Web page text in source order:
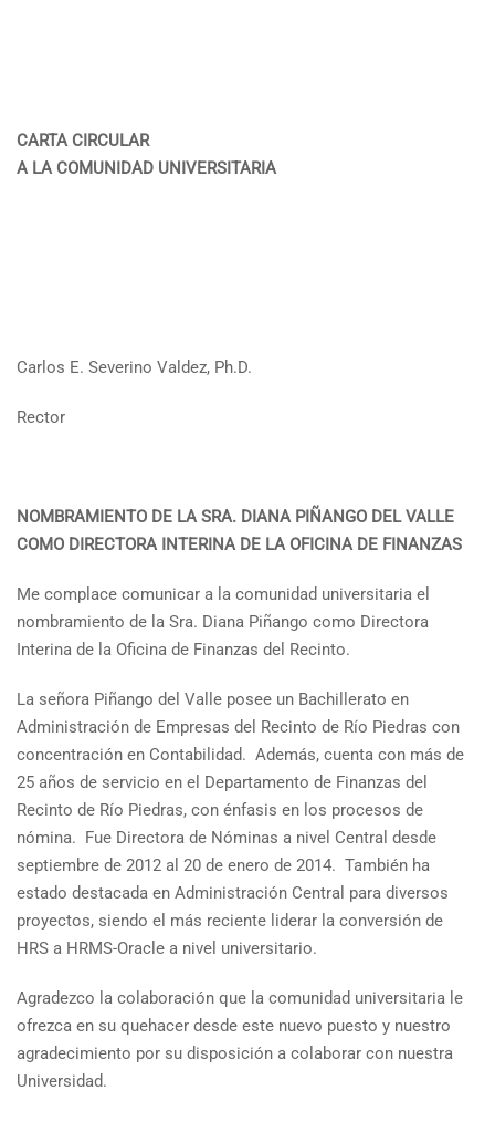
CARTA CIRCULAR
A LA COMUNIDAD UNIVERSITARIA
Carlos E. Severino Valdez, Ph.D.
Rector
NOMBRAMIENTO DE LA SRA. DIANA PIÑANGO DEL VALLE
COMO DIRECTORA INTERINA DE LA OFICINA DE FINANZAS
Me complace comunicar a la comunidad universitaria el
nombramiento de la Sra. Diana Piñango como Directora
Interina de la Oficina de Finanzas del Recinto.
La señora Piñango del Valle posee un Bachillerato en
Administración de Empresas del Recinto de Río Piedras con
concentración en Contabilidad. Además, cuenta con más de
25 años de servicio en el Departamento de Finanzas del
Recinto de Río Piedras, con énfasis en los procesos de
nómina. Fue Directora de Nóminas a nivel Central desde
septiembre de 2012 al 20 de enero de 2014. También ha
estado destacada en Administración Central para diversos
proyectos, siendo el más reciente liderar la conversión de
HRS a HRMS-Oracle a nivel universitario.
Agradezco la colaboración que la comunidad universitaria le
ofrezca en su quehacer desde este nuevo puesto y nuestro
agradecimiento por su disposición a colaborar con nuestra
Universidad.